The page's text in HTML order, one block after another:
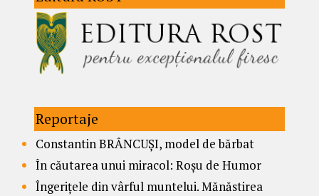
Reportaje
Constantin BRÂNCUȘI, model de bărbat
În căutarea unui miracol: Roșu de Humor
Îngerițele din vârful muntelui. Mănăstirea